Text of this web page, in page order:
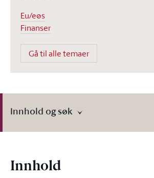
Eu/eøs
Finanser
Gå til alle temaer
Innhold og søk
Innhold